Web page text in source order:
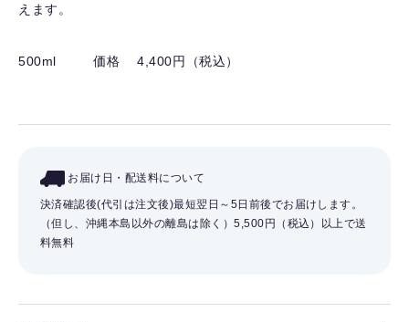
えます。
500ml 価格 4,400円（税込）
お届け日・配送料について
決済確認後(代引は注文後)最短翌日～5日前後でお届けします。
（但し、沖縄本島以外の離島は除く）5,500円（税込）以上で送
料無料